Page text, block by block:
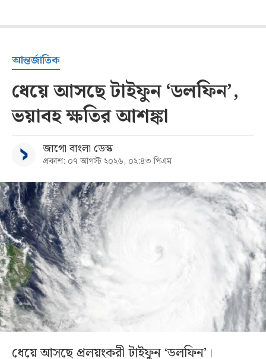
আন্তর্জাতিক
ধেয়ে আসছে টাইফুন ‘ডলফিন’,
ভয়াবহ ক্ষতির আশঙ্কা
জাগো বাংলা ডেস্ক
প্রকাশ: ০৭ আগস্ট ২০২৬, ০২:৪৩ পিএম
ধেয়ে আসছে প্রলয়ংকরী টাইফুন ‌‘ডলফিন’।